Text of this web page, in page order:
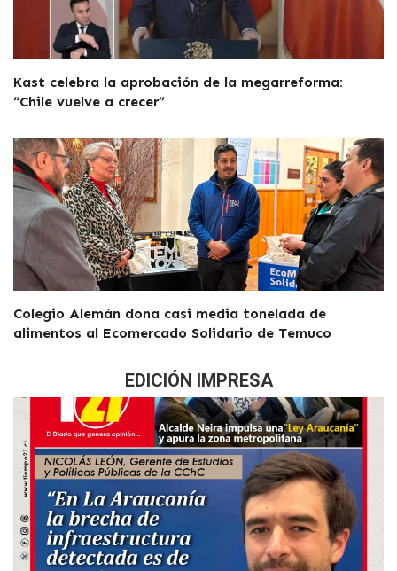
Kast celebra la aprobación de la megarreforma:
“Chile vuelve a crecer”
Colegio Alemán dona casi media tonelada de
alimentos al Ecomercado Solidario de Temuco
EDICIÓN IMPRESA